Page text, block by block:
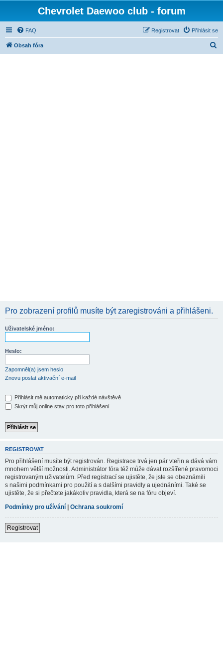
Chevrolet Daewoo club - forum
FAQ Přihlásit se
Registrovat
Obsah fóra
Pro zobrazení profilů musíte být zaregistrováni a přihlášeni.
Uživatelské jméno:
Heslo:
Zapomněl(a) jsem heslo
Znovu poslat aktivační e-mail
Přihlásit mě automaticky při každé návštěvě
Skrýt můj online stav pro toto přihlášení
REGISTROVAT
Pro přihlášení musíte být registrován. Registrace trvá jen pár vteřin a dává vám
mnohem větší možnosti. Administrátor fóra též může dávat rozšířené pravomoci
registrovaným uživatelům. Před registrací se ujistěte, že jste se obeznámili
s našimi podmínkami pro použití a s dalšími pravidly a ujednáními. Také se
ujistěte, že si přečtete jakákoliv pravidla, která se na fóru objeví.
Podmínky pro užívání | Ochrana soukromí
Registrovat